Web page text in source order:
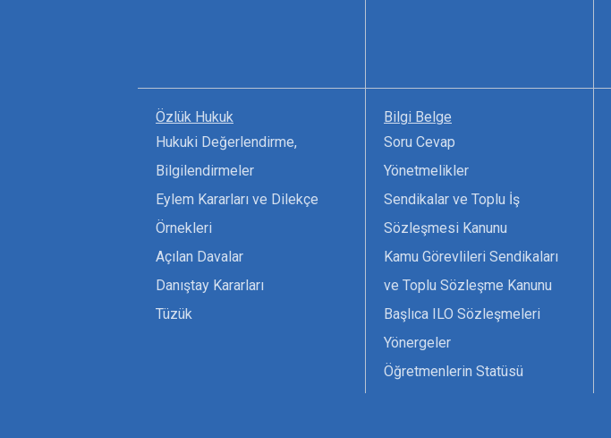
Özlük Hukuk
Hukuki Değerlendirme,
Bilgilendirmeler
Eylem Kararları ve Dilekçe
Örnekleri
Açılan Davalar
Danıştay Kararları
Tüzük
Bilgi Belge
Soru Cevap
Yönetmelikler
Sendikalar ve Toplu İş
Sözleşmesi Kanunu
Kamu Görevlileri Sendikaları
ve Toplu Sözleşme Kanunu
Başlıca ILO Sözleşmeleri
Yönergeler
Öğretmenlerin Statüsü